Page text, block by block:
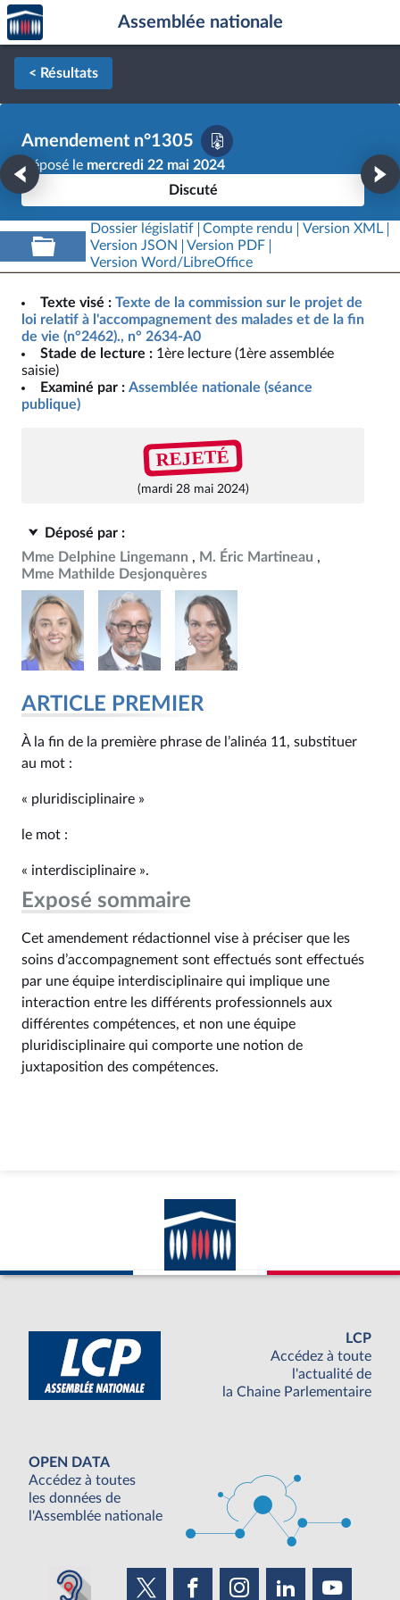
Aller au contenu
Aller en bas de la page
Accèder
à la
page
d'accueil
Assemblée nationale
< Résultats
Amendement n°1305
Déposé le mercredi 22 mai 2024
Discuté
Dossier législatif Compte rendu
Version XML
Version JSON
Version PDF
Version Word/LibreOffice
Texte visé : Texte de la commission sur le projet de
loi relatif à l'accompagnement des malades et de la fin
de vie (n°2462)., n° 2634-A0
Stade de lecture : 1ère lecture (1ère assemblée
saisie)
Examiné par : Assemblée nationale (séance
publique)
REJETÉ
(mardi 28 mai 2024)
Déposé par :
Mme Delphine Lingemann
M. Éric Martineau
Mme Mathilde Desjonquères
ARTICLE PREMIER
À la fin de la première phrase de l’alinéa 11, substituer
au mot :
« pluridisciplinaire »
le mot :
« interdisciplinaire ».
Exposé sommaire
Cet amendement rédactionnel vise à préciser que les
soins d’accompagnement sont effectués sont effectués
par une équipe interdisciplinaire qui implique une
interaction entre les différents professionnels aux
différentes compétences, et non une équipe
pluridisciplinaire qui comporte une notion de
juxtaposition des compétences.
LCP
Accédez à toute
l'actualité de
la Chaine Parlementaire
OPEN DATA
Accédez à toutes
les données de
l'Assemblée nationale